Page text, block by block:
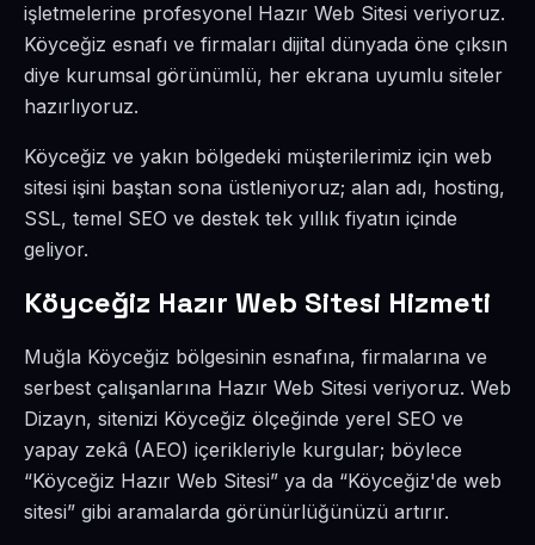
işletmelerine profesyonel Hazır Web Sitesi veriyoruz.
Köyceğiz esnafı ve firmaları dijital dünyada öne çıksın
diye kurumsal görünümlü, her ekrana uyumlu siteler
hazırlıyoruz.
Köyceğiz ve yakın bölgedeki müşterilerimiz için web
sitesi işini baştan sona üstleniyoruz; alan adı, hosting,
SSL, temel SEO ve destek tek yıllık fiyatın içinde
geliyor.
Köyceğiz Hazır Web Sitesi Hizmeti
Muğla Köyceğiz bölgesinin esnafına, firmalarına ve
serbest çalışanlarına Hazır Web Sitesi veriyoruz. Web
Dizayn, sitenizi Köyceğiz ölçeğinde yerel SEO ve
yapay zekâ (AEO) içerikleriyle kurgular; böylece
“Köyceğiz Hazır Web Sitesi” ya da “Köyceğiz'de web
sitesi” gibi aramalarda görünürlüğünüzü artırır.